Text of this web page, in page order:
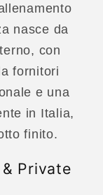
nasce da
con
fornitori
e una
in Italia,
finito.
Private